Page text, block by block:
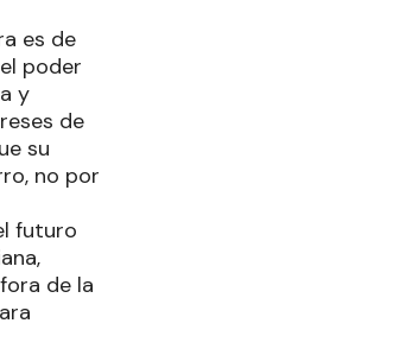
es de
poder
y
de
su
no por
futuro
de la